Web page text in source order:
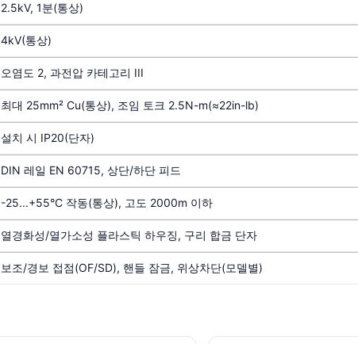
2.5kV, 1분(통상)
4kV(통상)
오염도 2, 과전압 카테고리 III
최대 25mm² Cu(통상), 조임 토크 2.5N-m(≈22in-lb)
설치 시 IP20(단자)
DIN 레일 EN 60715, 상단/하단 피드
-25...+55°C 작동(통상), 고도 2000m 이하
열경화성/열가소성 플라스틱 하우징, 구리 합금 단자
보조/경보 접점(OF/SD), 핸들 잠금, 위상차단(모델별)